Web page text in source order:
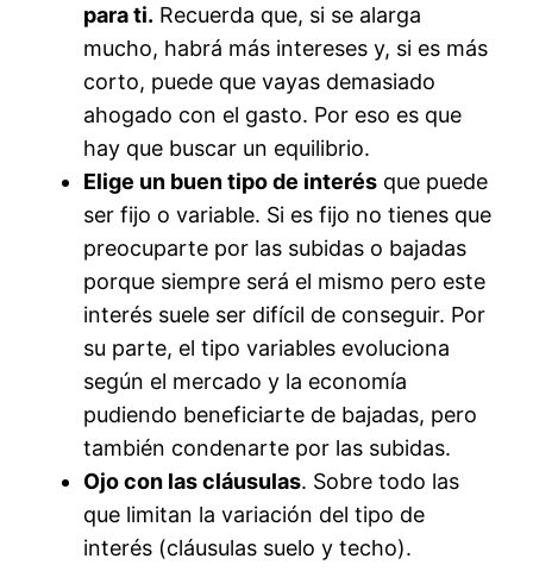
para ti. Recuerda que, si se alarga
mucho, habrá más intereses y, si es más
corto, puede que vayas demasiado
ahogado con el gasto. Por eso es que
hay que buscar un equilibrio.
Elige un buen tipo de interés que puede
ser fijo o variable. Si es fijo no tienes que
preocuparte por las subidas o bajadas
porque siempre será el mismo pero este
interés suele ser difícil de conseguir. Por
su parte, el tipo variables evoluciona
según el mercado y la economía
pudiendo beneficiarte de bajadas, pero
también condenarte por las subidas.
Ojo con las cláusulas. Sobre todo las
que limitan la variación del tipo de
interés (cláusulas suelo y techo).